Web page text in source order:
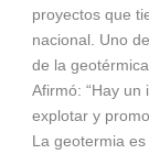
proyectos que
nacional. Uno
de la geotérmica.
Afirmó: “Hay
explotar y
La geotermia